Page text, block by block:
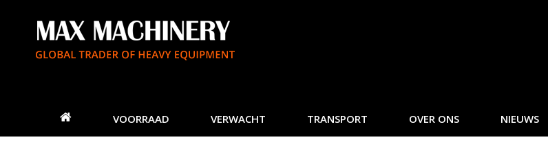
VOORRAAD VERWACHT TRANSPORT OVER ONS NIEUWS